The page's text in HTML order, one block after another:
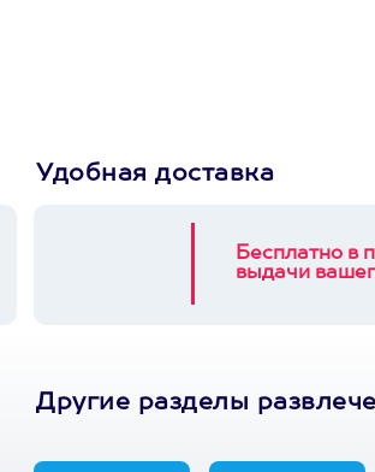
Удобная доставка
Бесплатно в
выдачи
Другие разделы